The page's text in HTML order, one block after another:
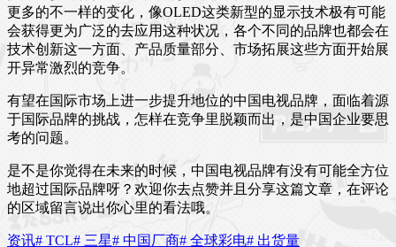
更多的不一样的变化，像OLED这类新型的显示技术极有可能
会获得更为广泛的去应用这种状况，各个不同的品牌也都会在
技术创新这一方面、产品质量部分、市场拓展这些方面开始展
开异常激烈的竞争。
有望在国际市场上进一步提升地位的中国电视品牌，面临着源
于国际品牌的挑战，怎样在竞争里脱颖而出，是中国企业要思
考的问题。
是不是你觉得在未来的时候，中国电视品牌有没有可能全方位
地超过国际品牌呀？欢迎你去点赞并且分享这篇文章，在评论
的区域留言说出你心里的看法哦。
资讯# TCL# 三星# 中国厂商# 全球彩电# 出货量